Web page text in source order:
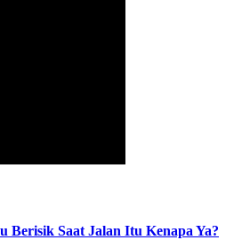
Berisik Saat Jalan Itu Kenapa Ya?